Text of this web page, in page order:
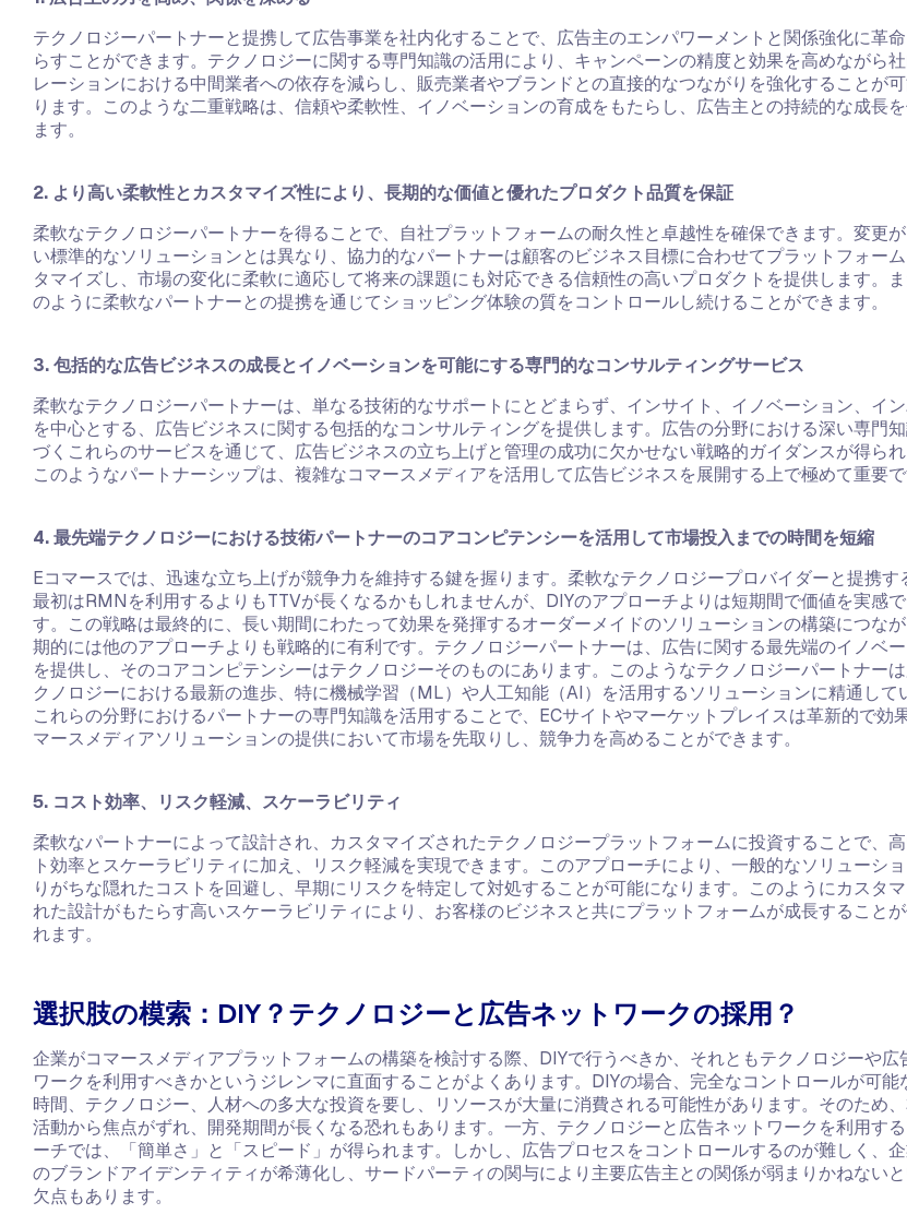
テクノロジーパートナーと提携して広告事業を社内化することで、広告主のエンパワーメントと関係強化に革
らすことができます。テクノロジーに関する専門知識の活用により、キャンペーンの精度と効果を高めながら
レーションにおける中間業者への依存を減らし、販売業者やブランドとの直接的なつながりを強化することが
ります。このような二重戦略は、信頼や柔軟性、イノベーションの育成をもたらし、広告主との持続的な成長
ます。
2. より高い柔軟性とカスタマイズ性により、長期的な価値と優れたプロダクト品質を保証
柔軟なテクノロジーパートナーを得ることで、自社プラットフォームの耐久性と卓越性を確保できます。変更
い標準的なソリューションとは異なり、協力的なパートナーは顧客のビジネス目標に合わせてプラットフォー
タマイズし、市場の変化に柔軟に適応して将来の課題にも対応できる信頼性の高いプロダクトを提供します。
のように柔軟なパートナーとの提携を通じてショッピング体験の質をコントロールし続けることができます。
3. 包括的な広告ビジネスの成長とイノベーションを可能にする専門的なコンサルティングサービス
柔軟なテクノロジーパートナーは、単なる技術的なサポートにとどまらず、インサイト、イノベーション、イン
を中心とする、広告ビジネスに関する包括的なコンサルティングを提供します。広告の分野における深い専門
づくこれらのサービスを通じて、広告ビジネスの立ち上げと管理の成功に欠かせない戦略的ガイダンスが得られ
このようなパートナーシップは、複雑なコマースメディアを活用して広告ビジネスを展開する上で極めて重要で
4. 最先端テクノロジーにおける技術パートナーのコアコンピテンシーを活用して市場投入までの時間を短縮
Eコマースでは、迅速な立ち上げが競争力を維持する鍵を握ります。柔軟なテクノロジープロバイダーと提携す
最初はRMNを利用するよりもTTVが長くなるかもしれませんが、DIYのアプローチよりは短期間で価値を実感で
す。この戦略は最終的に、長い期間にわたって効果を発揮するオーダーメイドのソリューションの構築につな
期的には他のアプローチよりも戦略的に有利です。テクノロジーパートナーは、広告に関する最先端のイノベ
を提供し、そのコアコンピテンシーはテクノロジーそのものにあります。このようなテクノロジーパートナー
クノロジーにおける最新の進歩、特に機械学習（ML）や人工知能（AI）を活用するソリューションに精通して
これらの分野におけるパートナーの専門知識を活用することで、ECサイトやマーケットプレイスは革新的で効
マースメディアソリューションの提供において市場を先取りし、競争力を高めることができます。
5. コスト効率、リスク軽減、スケーラビリティ
柔軟なパートナーによって設計され、カスタマイズされたテクノロジープラットフォームに投資することで、
ト効率とスケーラビリティに加え、リスク軽減を実現できます。このアプローチにより、一般的なソリューシ
りがちな隠れたコストを回避し、早期にリスクを特定して対処することが可能になります。このようにカスタ
れた設計がもたらす高いスケーラビリティにより、お客様のビジネスと共にプラットフォームが成長すること
れます。
選択肢の模索：DIY？テクノロジーと広告ネットワークの採用？
企業がコマースメディアプラットフォームの構築を検討する際、DIYで行うべきか、それともテクノロジーや広
ワークを利用すべきかというジレンマに直面することがよくあります。DIYの場合、完全なコントロールが可能
時間、テクノロジー、人材への多大な投資を要し、リソースが大量に消費される可能性があります。そのため
活動から焦点がずれ、開発期間が長くなる恐れもあります。一方、テクノロジーと広告ネットワークを利用す
ーチでは、「簡単さ」と「スピード」が得られます。しかし、広告プロセスをコントロールするのが難しく、
のブランドアイデンティティが希薄化し、サードパーティの関与により主要広告主との関係が弱まりかねない
欠点もあります。